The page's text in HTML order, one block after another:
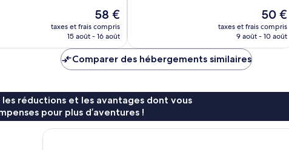
Le
nouveau
prix
de
58 €
58 €
taxes et frais compris
15 août - 16 août
Le
nouveau
prix
50 €
taxes et frais compris
9 août - 10 août
Comparer des hébergements similaires
réductions et les avantages dont vous
pour plus d’aventures !